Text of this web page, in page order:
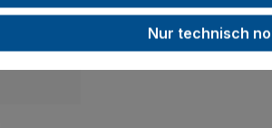
Nur technisch